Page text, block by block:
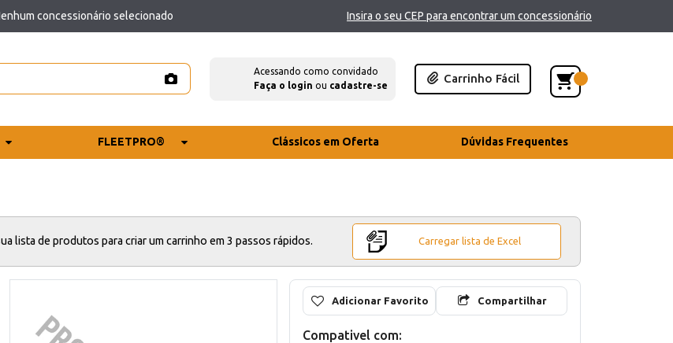
concessionário selecionado Insira o seu CEP para encontrar um concessionário
Acessando como convidado
Faça o login ou cadastre-se
Carrinho Fácil
FLEETPRO® Clássicos em Oferta Dúvidas Frequentes
lista de produtos para criar um carrinho em 3 passos rápidos. Carregar lista de Excel
Adicionar Favorito Compartilhar
Compativel com: